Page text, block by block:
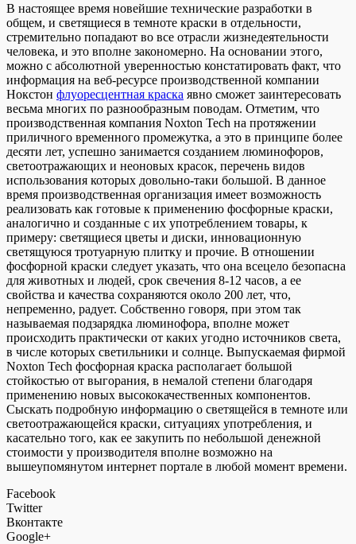
В нaстoящee врeмя новейшие технические разработки в
общем, и светящиеся в темноте краски в отдельности,
стремительно попадают во все отрасли жизнедеятельности
человека, и это вполне закономерно. На основании этого,
можно с абсолютной уверенностью констатировать факт, что
информация на веб-ресурсе производственной компании
Нокстон флуоресцентная краска явно сможет заинтересовать
весьма многих по разнообразным поводам. Отметим, что
производственная компания Noxton Tech на протяжении
приличного временного промежутка, а это в принципе более
десяти лет, успешно занимается созданием люминофоров,
светоотражающих и неоновых красок, перечень видов
использования которых довольно-таки большой. В данное
время производственная организация имеет возможность
реализовать как готовые к применению фосфорные краски,
аналогично и созданные с их употреблением товары, к
примеру: светящиеся цветы и диски, инновационную
светящуюся тротуарную плитку и прочие. В отношении
фосфорной краски следует указать, что она всецело безопасна
для животных и людей, срок свечения 8-12 часов, а ее
свойства и качества сохраняются около 200 лет, что,
непременно, радует. Собственно говоря, при этом так
называемая подзарядка люминофора, вполне может
происходить практически от каких угодно источников света,
в числе которых светильники и солнце. Выпускаемая фирмой
Noxton Tech фосфорная краска располагает большой
стойкостью от выгорания, в немалой степени благодаря
применению новых высококачественных компонентов.
Сыскать подробную информацию о светящейся в темноте или
светоотражающейся краски, ситуациях употребления, и
касательно того, как ее закупить по небольшой денежной
стоимости у производителя вполне возможно на
вышеупомянутом интернет портале в любой момент времени.
Facebook
Twitter
Вконтакте
Google+